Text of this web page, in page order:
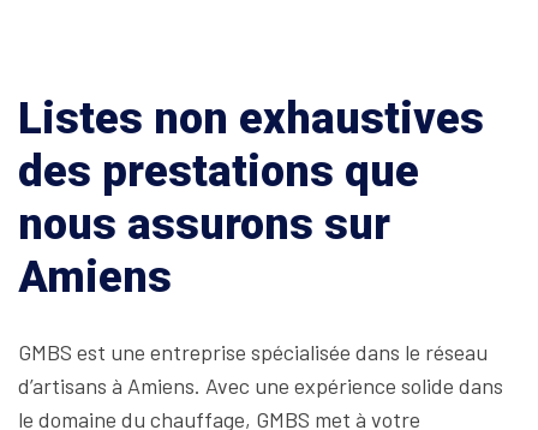
Listes non exhaustives
des prestations que
nous assurons sur
Amiens
GMBS est une entreprise spécialisée dans le réseau
d’artisans à Amiens. Avec une expérience solide dans
le domaine du chauffage, GMBS met à votre